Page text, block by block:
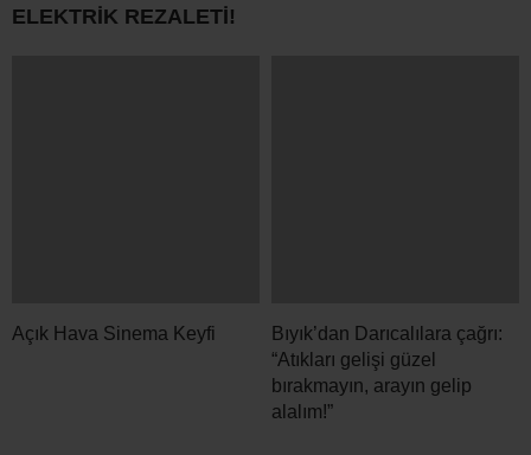
ELEKTRİK REZALETİ!
Açık Hava Sinema Keyfi
Bıyık’dan Darıcalılara çağrı:
“Atıkları gelişi güzel
bırakmayın, arayın gelip
alalım!”